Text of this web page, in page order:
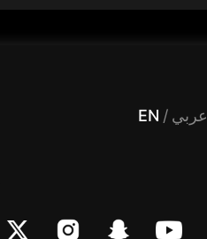
EN / عربي